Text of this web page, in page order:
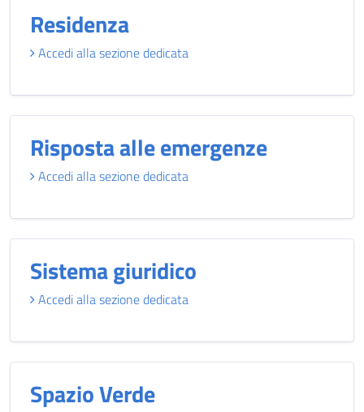
Residenza
Accedi alla sezione dedicata
Risposta alle emergenze
Accedi alla sezione dedicata
Sistema giuridico
Accedi alla sezione dedicata
Spazio Verde